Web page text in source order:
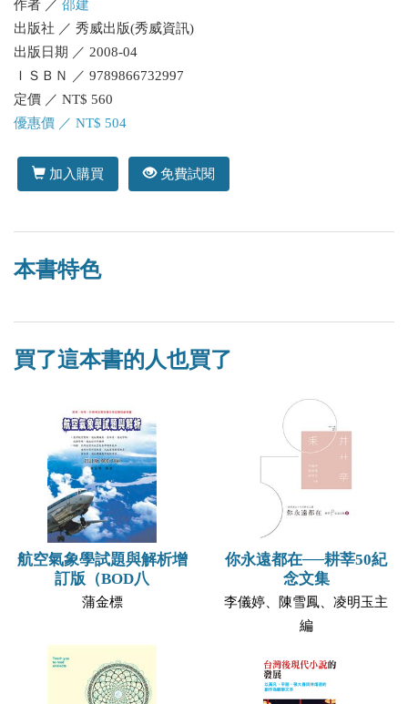
作者 ／ 邵建
出版社 ／ 秀威出版(秀威資訊)
出版日期 ／ 2008-04
ＩＳＢＮ ／ 9789866732997
定價 ／ NT$ 560
優惠價 ／ NT$ 504
加入購買 免費試閱
本書特色
買了這本書的人也買了
航空氣象學試題與解析增
訂版（BOD八
蒲金標
你永遠都在──耕莘50紀
念文集
李儀婷、陳雪鳳、凌明玉主
編